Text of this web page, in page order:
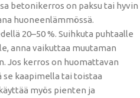
betonikerros on paksu tai hyvin
huoneenlämmössä.
20–50 %. Suihkuta puhtaalle
anna vaikuttaa muutaman
Jos kerros on huomattavan
se kaapimella tai toistaa
myös pienten ja